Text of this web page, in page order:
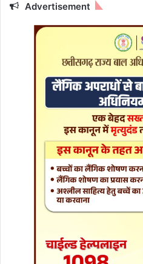
Advertisement